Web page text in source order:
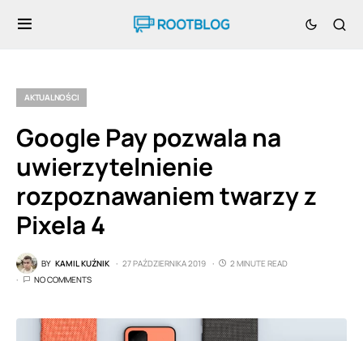
AKTUALNOŚCI
Google Pay pozwala na
uwierzytelnienie
rozpoznawaniem twarzy z
Pixela 4
BY KAMIL KUŹNIK 27 PAŹDZIERNIKA 2019
2 MINUTE READ
NO COMMENTS